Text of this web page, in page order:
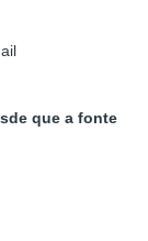
que a fonte